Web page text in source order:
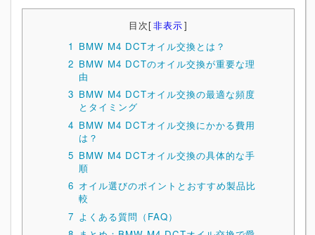
目次[非表示]
1 BMW M4 DCTオイル交換とは？
2 BMW M4 DCTのオイル交換が重要な理
由
3 BMW M4 DCTオイル交換の最適な頻度
とタイミング
4 BMW M4 DCTオイル交換にかかる費用
は？
5 BMW M4 DCTオイル交換の具体的な手
順
6 オイル選びのポイントとおすすめ製品比
較
7 よくある質問（FAQ）